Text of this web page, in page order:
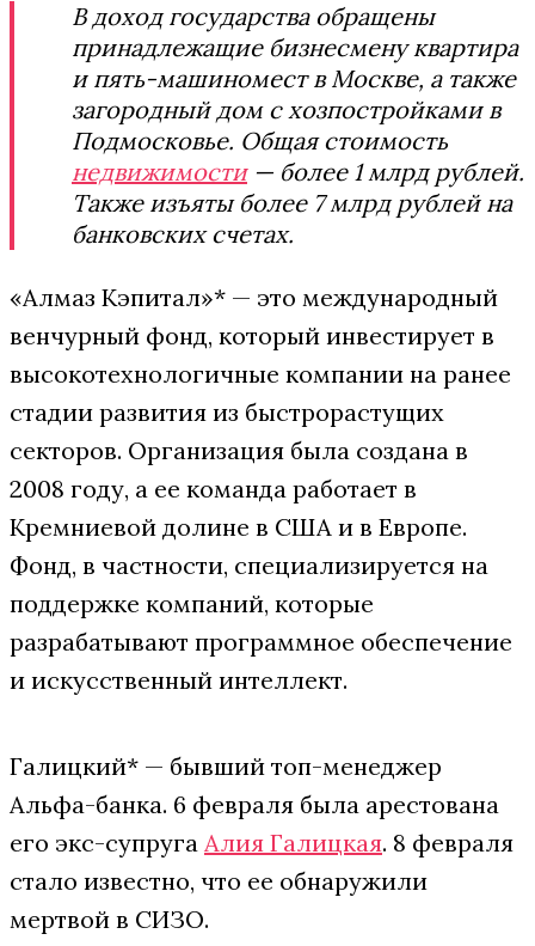
В доход государства обращены
принадлежащие бизнесмену квартира
и пять-машиномест в Москве, а также
загородный дом с хозпостройками в
Подмосковье. Общая стоимость
недвижимости— более 1 млрд рублей.
Также изъяты более 7 млрд рублей на
банковских счетах.
«Алмаз Кэпитал»* — это международный
венчурный фонд, который инвестирует в
высокотехнологичные компании на ранее
стадии развития из быстрорастущих
секторов. Организация была создана в
2008 году, а ее команда работает в
Кремниевой долине в США и в Европе.
Фонд, в частности, специализируется на
поддержке компаний, которые
разрабатывают программное обеспечение
и искусственный интеллект.
Галицкий* — бывший топ-менеджер
Альфа-банка. 6 февраля была арестована
его экс-супруга Алия Галицкая. 8 февраля
стало известно, что ее обнаружили
мертвой в СИЗО.